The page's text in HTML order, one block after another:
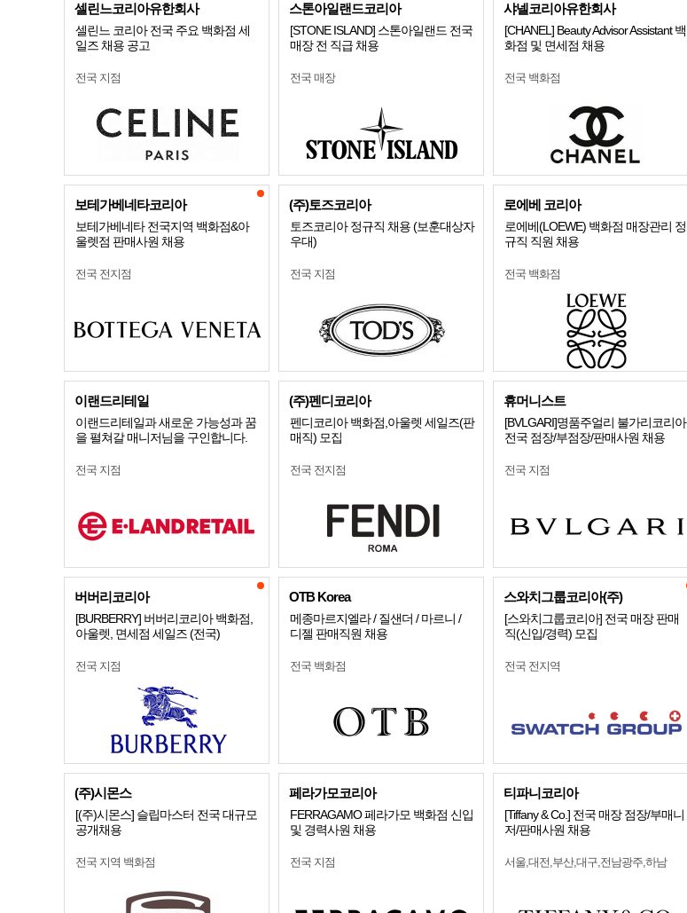
셀린느코리아유한회사
셀린느 코리아 전국 주요 백화점 세
일즈 채용 공고
전국 지점
스톤아일랜드코리아
[STONE ISLAND] 스톤아일랜드 전국
매장 전 직급 채용
전국 매장
샤넬코리아유한회사
[CHANEL] Beauty Advisor Assistant 백
화점 및 면세점 채용
전국 백화점
보테가베네타코리아
보테가베네타 전국지역 백화점&아
울렛점 판매사원 채용
전국 전지점
(주)토즈코리아
토즈코리아 정규직 채용 (보훈대상자
우대)
전국 지점
로에베 코리아
로에베(LOEWE) 백화점 매장관리 정
규직 직원 채용
전국 백화점
이랜드리테일
이랜드리테일과 새로운 가능성과 꿈
을 펼쳐갈 매니저님을 구인합니다.
전국 지점
(주)펜디코리아
펜디코리아 백화점,아울렛 세일즈(판
매직) 모집
전국 전지점
휴머니스트
[BVLGARI]명품주얼리 불가리코리아
전국 점장/부점장/판매사원 채용
전국 지점
버버리코리아
[BURBERRY] 버버리코리아 백화점,
아울렛, 면세점 세일즈 (전국)
전국 지점
OTB Korea
메종마르지엘라 / 질샌더 / 마르니 /
디젤 판매직원 채용
전국 백화점
스와치그룹코리아(주)
[스와치그룹코리아] 전국 매장 판매
직(신입/경력) 모집
전국 전지역
(주)시몬스
[(주)시몬스] 슬립마스터 전국 대규모
공개채용
전국 지역 백화점
페라가모코리아
FERRAGAMO 페라가모 백화점 신입
및 경력사원 채용
전국 지점
티파니코리아
[Tiffany & Co.] 전국 매장 점장/부매니
저/판매사원 채용
서울,대전,부산,대구,전남광주,하남